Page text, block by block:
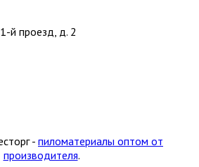
й проезд, д. 2
- пиломатериалы оптом от
производителя.